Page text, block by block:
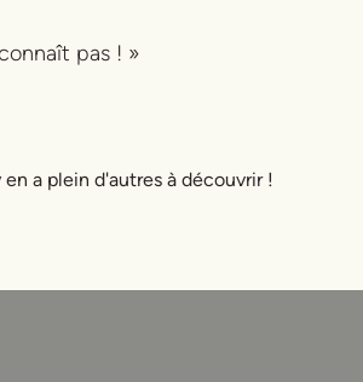
pas ! »
a plein d'autres à découvrir !